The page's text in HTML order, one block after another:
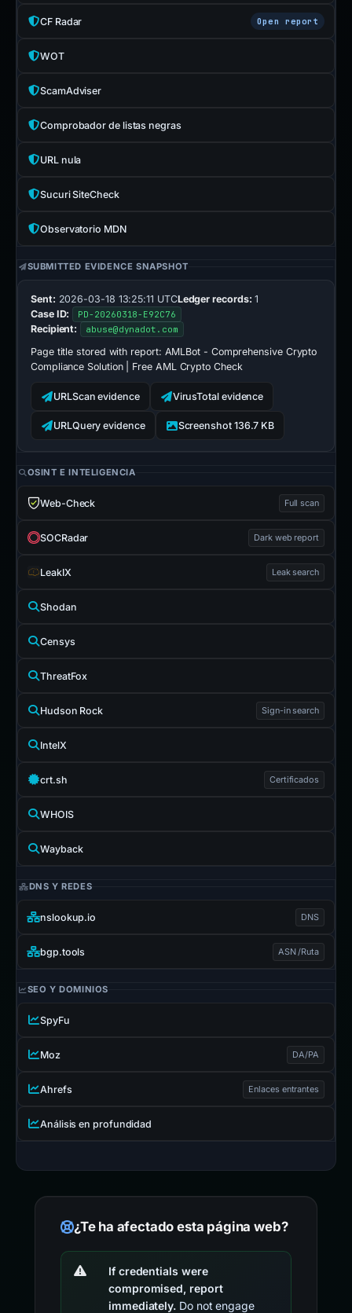
CF Radar Open report
WOT
ScamAdviser
Comprobador de listas negras
URL nula
Sucuri SiteCheck
Observatorio MDN
SUBMITTED EVIDENCE SNAPSHOT
Sent: 2026-03-18 13:25:11 UTCLedger records: 1
Case ID:
PD-20260318-E92C76
Recipient: abuse@dynadot.com
Page title stored with report: AMLBot - Comprehensive Crypto
Compliance Solution | Free AML Crypto Check
URLScan evidence VirusTotal evidence
URLQuery evidence Screenshot 136.7 KB
OSINT E INTELIGENCIA
Web-Check Full scan
SOCRadar Dark web report
LeakIX Leak search
Shodan
Censys
ThreatFox
Hudson Rock Sign-in search
IntelX
crt.sh Certificados
WHOIS
Wayback
DNS Y REDES
nslookup.io DNS
bgp.tools ASN /Ruta
SEO Y DOMINIOS
SpyFu
Moz DA/PA
Ahrefs Enlaces entrantes
Análisis en profundidad
¿Te ha afectado esta página web?
If credentials were
compromised, report
immediately. Do not engage